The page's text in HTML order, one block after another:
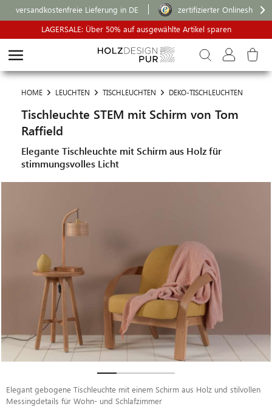
versandkostenfreie Lieferung in DE
zertifizierter Onlineshop
LAGERSALE: Über 50% auf ausgewählte Artikel sparen
HOME LEUCHTEN TISCHLEUCHTEN DEKO-TISCHLEUCHTEN
Tischleuchte STEM mit Schirm von Tom
Raffield
Elegante Tischleuchte mit Schirm aus Holz für
stimmungsvolles Licht
Elegant gebogene Tischleuchte mit einem Schirm aus Holz und stilvollen
Messingdetails für Wohn- und Schlafzimmer